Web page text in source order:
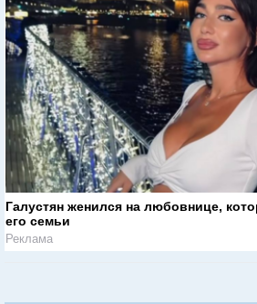
Галустян женился на любовнице,
его семьи
Реклама